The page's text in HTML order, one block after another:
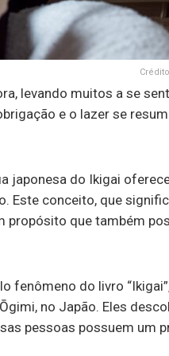
levando muitos a se
e o lazer se
japonesa do Ikigai
Este conceito, que
propósito que também
fenômeno do livro
no Japão. Eles
pessoas possuem um